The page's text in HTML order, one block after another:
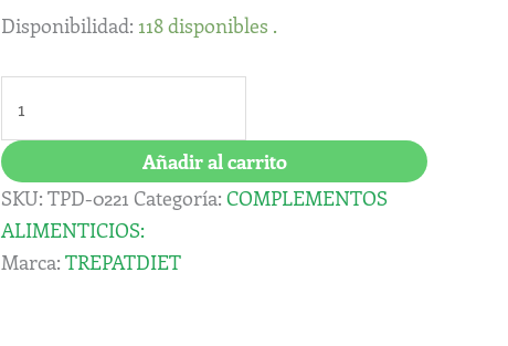
Disponibilidad: 118 disponibles .
Añadir al carrito
SKU:TPD-0221 Categoría:COMPLEMENTOS
ALIMENTICIOS:
Marca:TREPATDIET